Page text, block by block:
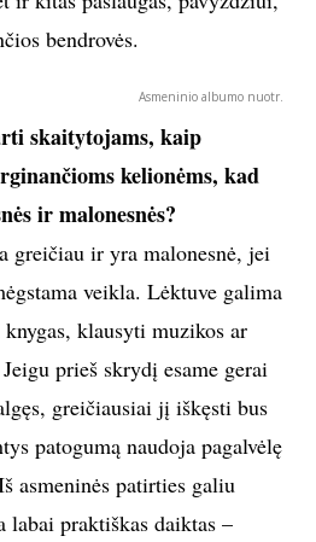
galima lėktuvo bilietus
skrydžio dienai bilietų
didėja. Tačiau siūlyčiau
vos tik išsirinkote šalį,
Geriausia būtų peržiūrėti
pasiūlymus, keletą dienų
taip išsirinksite jums
keliautojų daroma
atakavimas. Laukdami
keliasdešimt kartų per
kainas internete. Esu
fiksuoja didėjantį
todėl tokių jūsų veiksmų